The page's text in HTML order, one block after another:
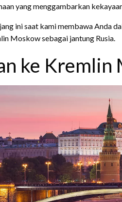
yang menggambarkan
ini saat kami membawa Anda
Moskow sebagai jantung Rusia.
ke Kremlin